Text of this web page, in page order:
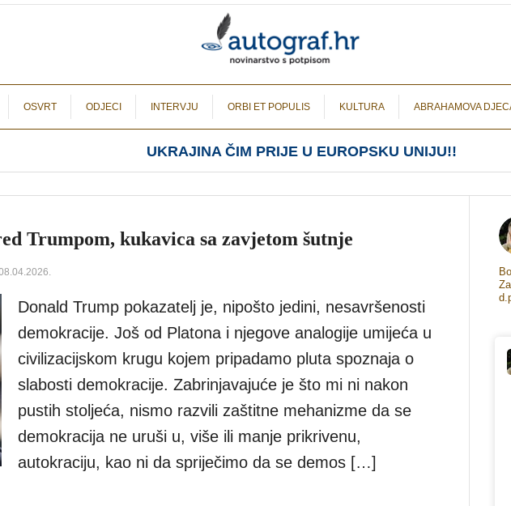
OSVRT ODJECI INTERVJU ORBI ET POPULIS KULTURA ABRAHAMOVA
UKRAJINA ČIM PRIJE U EUROPSKU UNIJU!!
Trumpom, kukavica sa zavjetom šutnje
Donald Trump pokazatelj je, nipošto jedini, nesavršenosti
demokracije. Još od Platona i njegove analogije umijeća u
civilizacijskom krugu kojem pripadamo pluta spoznaja o
slabosti demokracije. Zabrinjavajuće je što mi ni nakon
pustih stoljeća, nismo razvili zaštitne mehanizme da se
demokracija ne uruši u, više ili manje prikrivenu,
autokraciju, kao ni da spriječimo da se demos […]